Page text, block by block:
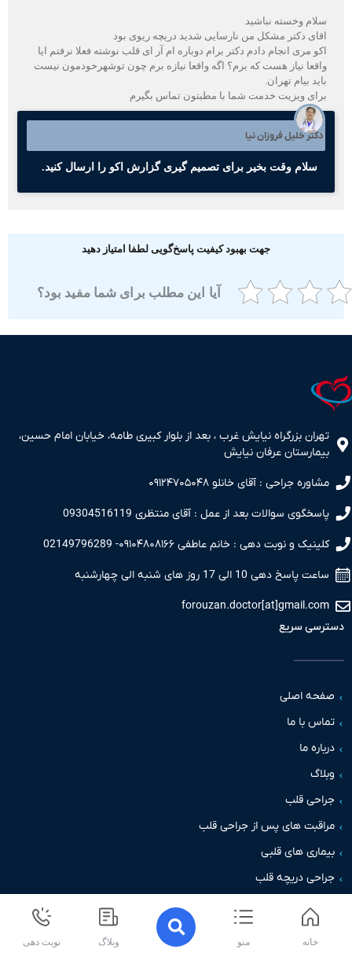
وخسته نباشید
دکتر مشکل من نارسایی شدید دریچه ریوی بود
مری انجام دادم دکتر برام دوباره ام آر ای قلب نوشته فعلا نرفتم ایا
نیاز هست که برم؟ اگه واقعا نیازه برم چون توشهرخودمون نیست
بیام تهران.
ویزیت خدمت شما با مطبتون تماس بگیرم
دکتر خلیل فروزان نیا
سلام وقت بخیر برای تصمیم گیری گزارش اکو را ارسال کنید.
جهت بهبود کیفیت پاسخ‌گویی لطفا امتیاز دهید
آیا این مطلب برای شما مفید بود؟
بزرگراه نیایش غرب ، بعد از بلوار کبیری طامه، خیابان امام حسین،
عرفان نیایش
جراحی : آقای خانلو ۰۹۱۲۴۷۰۵۰۴۸
سوالات بعد از عمل : آقای منتظری 09304516119
و نوبت دهی : خانم عاطفی ۰۹۱۰۴۸۰۸۱۶۶- 02149796289
دهی 10 الی 17 روز های شنبه الی چهارشنبه
سریع
اصلی
با ما
ما
قلب
های پس از جراحی قلب
های قلبی
دریچه قلب
نوبت دهی